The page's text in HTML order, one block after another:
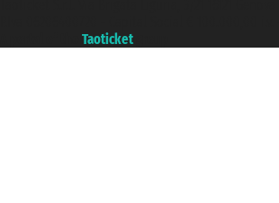
Taoticket